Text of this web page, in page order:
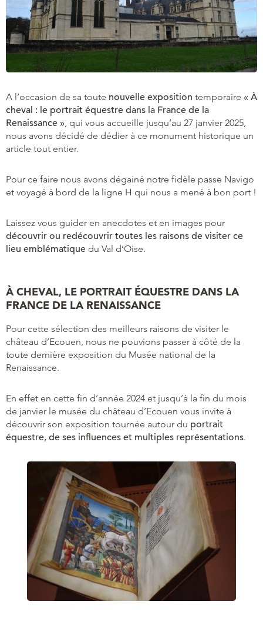
A l’occasion de sa toute nouvelle exposition temporaire « À
cheval : le portrait équestre dans la France de la
Renaissance » , qui vous accueille jusqu’au 27 janvier 2025,
nous avons décidé de dédier à ce monument historique un
article tout entier.
Pour ce faire nous avons dégainé notre fidèle passe Navigo
et voyagé à bord de la ligne H qui nous a mené à bon port !
Laissez vous guider en anecdotes et en images pour
découvrir ou redécouvrir toutes les raisons de visiter ce
lieu emblématique du Val d’Oise.
À CHEVAL, LE PORTRAIT ÉQUESTRE DANS LA
FRANCE DE LA RENAISSANCE
Pour cette sélection des meilleurs raisons de visiter le
château d’Ecouen, nous ne pouvions passer à côté de la
toute dernière exposition du Musée national de la
Renaissance.
En effet en cette fin d’année 2024 et jusqu’à la fin du mois
de janvier le musée du château d’Ecouen vous invite à
découvrir son exposition tournée autour du portrait
équestre, de ses influences et multiples représentations.